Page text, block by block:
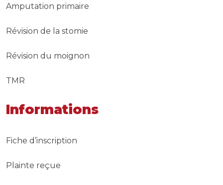
Amputation primaire
Révision de la stomie
Révision du moignon
TMR
Informations
Fiche d’inscription
Plainte reçue